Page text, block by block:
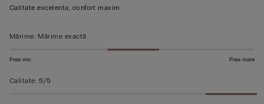
din
Calitate excelenta, confort maxim
Mărime: Mărime exactă
Prea mic Prea mare
Calitate: 5/5